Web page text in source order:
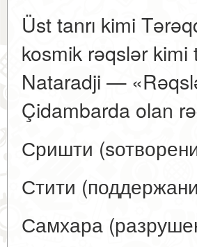
Üst tanrı kimi
kosmik rəqslər
Nataradji —
Çidambarda olan
Сришти
Стити
Самхара